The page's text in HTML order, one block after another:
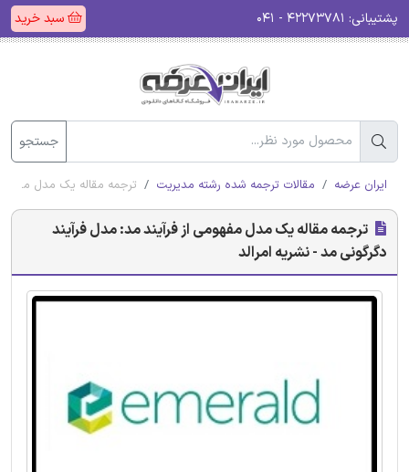
پشتیبانی: سبد خرید
جستجو
ایران عرضه مقالات ترجمه شده رشته مدیریت ترجمه مقاله یک مدل
ترجمه مقاله یک مدل مفهومی از فرآیند مد: مدل فرآیند
دگرگونی مد - نشریه امرالد